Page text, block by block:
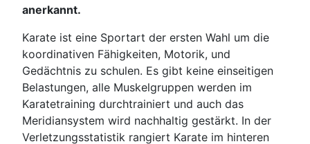
anerkannt.
Karate ist eine Sportart der ersten Wahl um die
koordinativen Fähigkeiten, Motorik, und
Gedächtnis zu schulen. Es gibt keine einseitigen
Belastungen, alle Muskelgruppen werden im
Karatetraining durchtrainiert und auch das
Meridiansystem wird nachhaltig gestärkt. In der
Verletzungsstatistik rangiert Karate im hinteren